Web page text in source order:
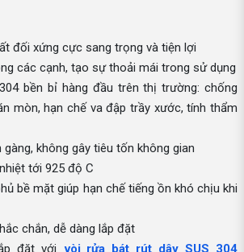
đối xứng cực sang trọng và tiện lợi
các cạnh, tạo sự thoải mái trong sử dụng
bền bỉ hàng đầu trên thị trường: chống
mòn, hạn chế va đập trầy xước, tính thẩm
không gây tiêu tốn không gian
tới 925 độ C
bề mặt giúp hạn chế tiếng ồn khó chịu khi
chắn, dễ dàng lắp đặt
đặt với vòi rửa bát rút dây SUS 304